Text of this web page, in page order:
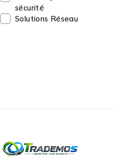
sécurité
Solutions Réseau